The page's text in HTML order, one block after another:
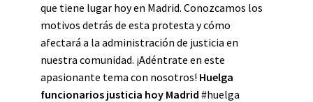
que tiene lugar hoy en Madrid. Conozcamos los
motivos detrás de esta protesta y cómo
afectará a la administración de justicia en
nuestra comunidad. ¡Adéntrate en este
apasionante tema con nosotros! Huelga
funcionarios justicia hoy Madrid #huelga